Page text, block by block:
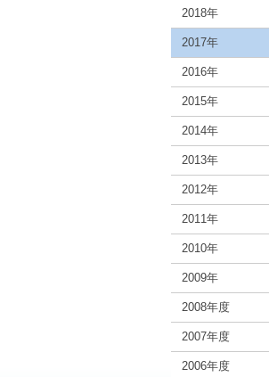
2018年
2017年
2016年
2015年
2014年
2013年
2012年
2011年
2010年
2009年
2008年度
2007年度
2006年度